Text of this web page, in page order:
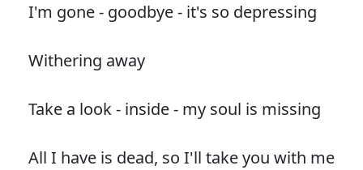
I'm gone - goodbye - it's so depressing
Withering away
Take a look - inside - my soul is missing
All I have is dead, so I'll take you with me